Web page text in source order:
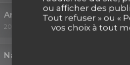
ou afficher des
Tout refuser » ou «
vos choix à tout
Anne
2026-07-11 - 18:30 - Couverts 3
Natalia